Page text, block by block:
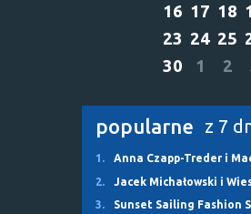
16 17 18
23 24 25
30
1 2
popularne z 7
1. Anna Czapp-Treder i
2.
Jacek Michałowski i
3.
Sunset Sailing Fashion